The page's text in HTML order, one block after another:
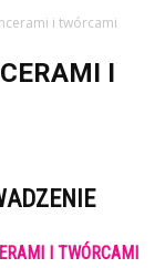
i twórcami
I
I TWÓRCAMI